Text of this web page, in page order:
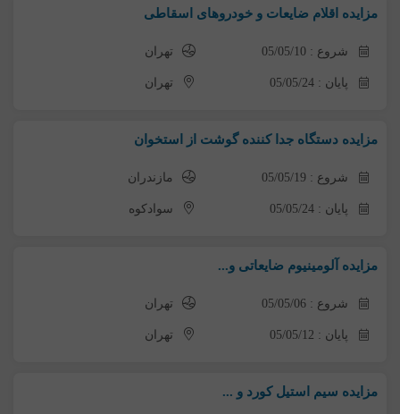
مزایده اقلام ضایعات و خودروهای اسقاطی
شروع : 05/05/10 تهران
پایان : 05/05/24 تهران
مزایده دستگاه جدا کننده گوشت از استخوان
شروع : 05/05/19 مازندران
پایان : 05/05/24 سوادکوه
مزایده آلومینیوم ضایعاتی و...
شروع : 05/05/06 تهران
پایان : 05/05/12 تهران
مزایده سیم استیل کورد و ...